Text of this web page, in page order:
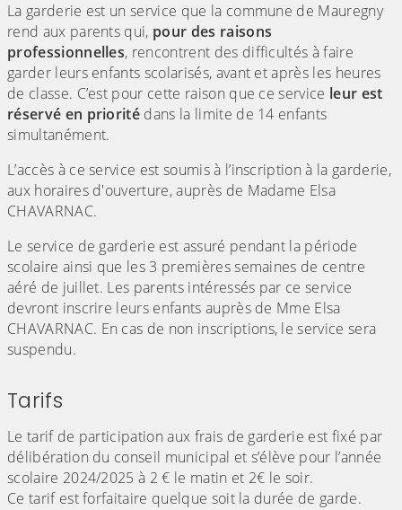
La garderie est un service que la commune de Mauregny
rend aux parents qui, pour des raisons
professionnelles, rencontrent des difficultés à faire
garder leurs enfants scolarisés, avant et après les heures
de classe. C’est pour cette raison que ce service leur est
réservé en priorité dans la limite de 14 enfants
simultanément.
L’accès à ce service est soumis à l’inscription à la garderie,
aux horaires d'ouverture, auprès de Madame Elsa
CHAVARNAC.
Le service de garderie est assuré pendant la période
scolaire ainsi que les 3 premières semaines de centre
aéré de juillet. Les parents intéressés par ce service
devront inscrire leurs enfants auprès de Mme Elsa
CHAVARNAC. En cas de non inscriptions, le service sera
suspendu.
Tarifs
Le tarif de participation aux frais de garderie est fixé par
délibération du conseil municipal et s’élève pour l’année
scolaire 2024/2025 à 2 € le matin et 2€ le soir.
Ce tarif est forfaitaire quelque soit la durée de garde.